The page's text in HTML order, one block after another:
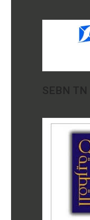
SEBN TN